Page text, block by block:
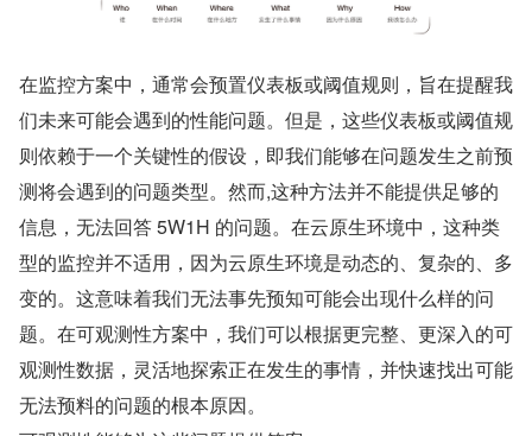
在监控方案中，通常会预置仪表板或阈值规则，旨在提醒我
们未来可能会遇到的性能问题。但是，这些仪表板或阈值规
则依赖于一个关键性的假设，即我们能够在问题发生之前预
测将会遇到的问题类型。然而,这种方法并不能提供足够的
信息，无法回答 5W1H 的问题。在云原生环境中，这种类
型的监控并不适用，因为云原生环境是动态的、复杂的、多
变的。这意味着我们无法事先预知可能会出现什么样的问
题。在可观测性方案中，我们可以根据更完整、更深入的可
观测性数据，灵活地探索正在发生的事情，并快速找出可能
无法预料的问题的根本原因。